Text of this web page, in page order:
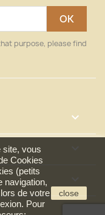
site, vous
Cookies
(petits
navigation,
de votre
Pour
close
purpose, please find
